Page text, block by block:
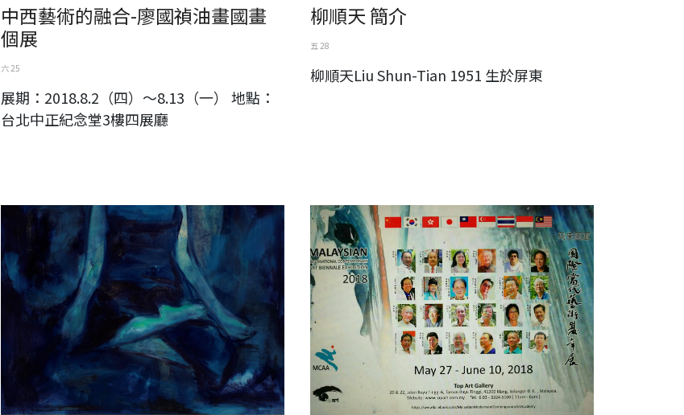
中西藝術的融合-廖國禎油畫國畫
個展
六 25
展期：2018.8.2（四）～8.13（一） 地點：
台北中正紀念堂3樓四展廳
柳順天 簡介
五 28
柳順天Liu Shun-Tian 1951 生於屏東
ART AMOY 2018 藝術廈門國際博覽會 馬來西亞國際當代藝術雙年展